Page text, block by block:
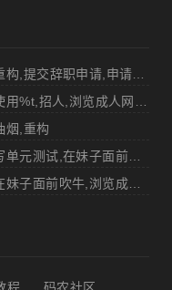
烟,重构